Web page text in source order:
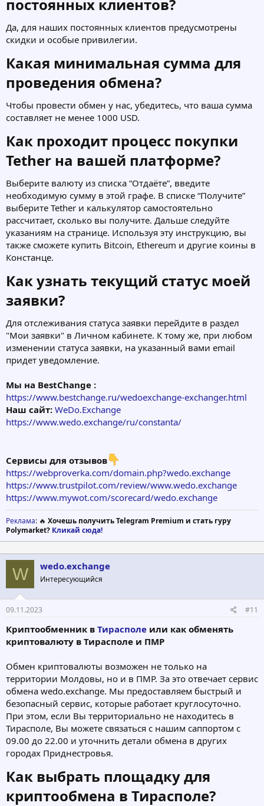
постоянных клиентов?​
Да, для наших постоянных клиентов предусмотрены
скидки и особые привилегии.
Какая минимальная сумма для
проведения обмена?​
Чтобы провести обмен у нас, убедитесь, что ваша сумма
составляет не менее 1000 USD.
Как проходит процесс покупки
Tether на вашей платформе?​
Выберите валюту из списка “Отдаёте”, введите
необходимую сумму в этой графе. В списке “Получите”
выберите Tether и калькулятор самостоятельно
рассчитает, сколько вы получите. Дальше следуйте
указаниям на странице. Используя эту инструкцию, вы
также сможете купить Bitcoin, Ethereum и другие коины в
Констанце.
Как узнать текущий статус моей
заявки?​
Для отслеживания статуса заявки перейдите в раздел
"Мои заявки" в Личном кабинете. К тому же, при любом
изменении статуса заявки, на указанный вами email
придет уведомление.
Мы на BestChange :
https://www.bestchange.ru/wedoexchange-exchanger.html
Наш сайт: WeDo.Exchange
https://www.wedo.exchange/ru/constanta/
Сервисы для отзывов
https://webproverka.com/domain.php?wedo.exchange
https://www.trustpilot.com/review/www.wedo.exchange
https://www.mywot.com/scorecard/wedo.exchange
Реклама: 🔥 Хочешь получить Telegram Premium и стать гуру
Polymarket? Кликай сюда!
W wedo.exchange
Интересующийся
09.11.2023 #11
Криптообменник в Тирасполе или как обменять
криптовалюту в Тирасполе и ПМР
Обмен криптовалюты возможен не только на
территории Молдовы, но и в ПМР. За это отвечает сервис
обмена wedo.exchange. Мы предоставляем быстрый и
безопасный сервис, которые работает круглосуточно.
При этом, если Вы территориально не находитесь в
Тирасполе, Вы можете связаться с нашим саппортом с
09.00 до 22.00 и уточнить детали обмена в других
городах Приднестровья.
Как выбрать площадку для
криптообмена в Тирасполе?​